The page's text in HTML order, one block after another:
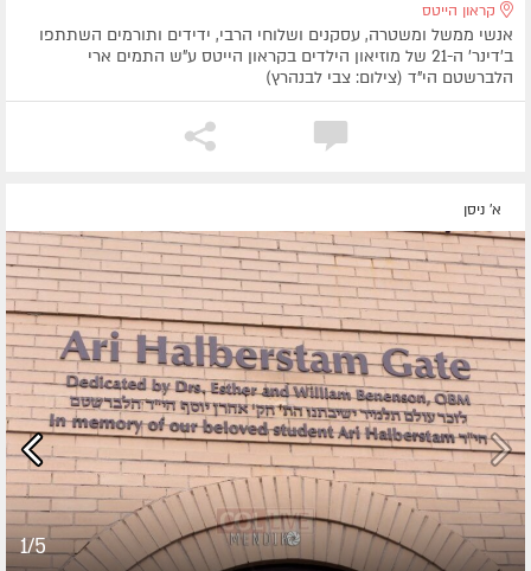
קראון הייטס
אנשי ממשל ומשטרה, עסקנים ושלוחי הרבי, ידידים ותורמים השתתפו
ב'דינר' ה-21 של מוזיאון הילדים בקראון הייטס ע"ש התמים ארי
הלברשטם הי"ד (צילום: צבי לבנהרץ)
א' ניסן
1/5